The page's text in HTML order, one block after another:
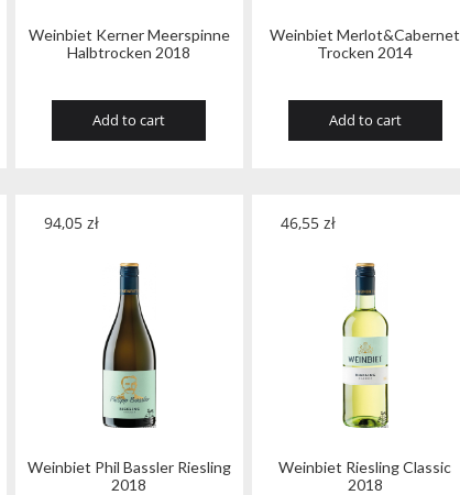
Weinbiet Kerner Meerspinne
Halbtrocken 2018
Add to cart
Weinbiet Merlot&Cabernet
Trocken 2014
Add to cart
Weinbiet Phil Bassler Riesling
2018
94,05 zł
Weinbiet Riesling Classic
2018
46,55 zł